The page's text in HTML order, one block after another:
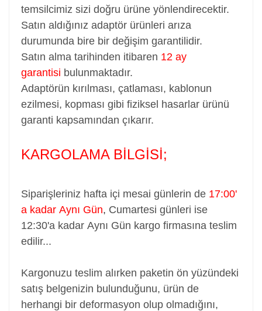
temsilcimiz sizi doğru ürüne yönlendirecektir.
Satın aldığınız adaptör ürünleri arıza
durumunda bire bir değişim garantilidir.
Satın alma tarihinden itibaren 12 ay
garantisi bulunmaktadır.
Adaptörün kırılması, çatlaması, kablonun
ezilmesi, kopması gibi fiziksel hasarlar ürünü
garanti kapsamından çıkarır.
KARGOLAMA BİLGİSİ;
Siparişleriniz hafta içi mesai günlerin de 17:00'
a kadar Aynı Gün, Cumartesi günleri ise
12:30'a kadar Aynı Gün kargo firmasına teslim
edilir...
Kargonuzu teslim alırken paketin ön yüzündeki
satış belgenizin bulunduğunu, ürün de
herhangi bir deformasyon olup olmadığını,